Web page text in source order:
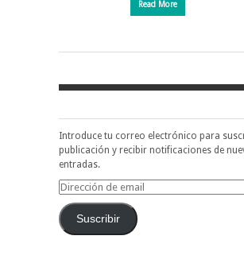
Read More
Introduce tu correo electrónico para
publicación y recibir notificaciones de
entradas.
Dirección
emailSuscribir